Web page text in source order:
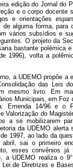
edição do Jornal do
e o corpo docente
e orientações
alguma forma, para
vários subsídios e
O projeto da
bastante polêmica
1996), volta a
a UDEMO propõe a
das Leis
mesmo livro. Em
Municipais, em Foz
Emenda 14/96 e o
Valorização do
a se mobilizarem
da UDEMO alerta
1997, ao lado da
abril, sai o primeiro
esses convênios
a UDEMO realiza o
de Diretrizes e